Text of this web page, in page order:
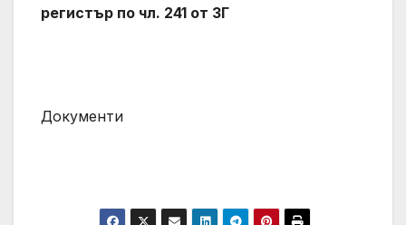
регистър по чл. 241 от ЗГ
Документи